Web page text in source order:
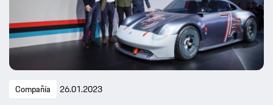
Compañía 26.01.2023